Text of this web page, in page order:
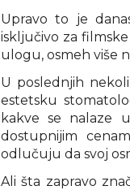
Upravo to je
isključivo za
ulogu, osmeh više
U poslednjih
estetsku
kakve se nalaze
dostupnijim
odlučuju da svoj
Ali šta zapravo